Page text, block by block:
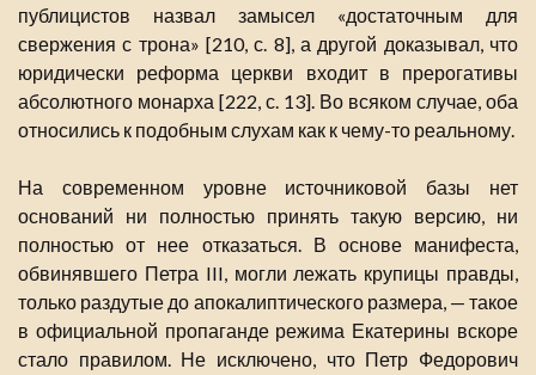
публицистов назвал замысел «достаточным для
свержения с трона» [210, с. 8], а другой доказывал, что
юридически реформа церкви входит в прерогативы
абсолютного монарха [222, с. 13]. Во всяком случае, оба
относились к подобным слухам как к чему-то реальному.
На современном уровне источниковой базы нет
оснований ни полностью принять такую версию, ни
полностью от нее отказаться. В основе манифеста,
обвинявшего Петра III, могли лежать крупицы правды,
только раздутые до апокалиптического размера, — такое
в официальной пропаганде режима Екатерины вскоре
стало правилом. Не исключено, что Петр Федорович